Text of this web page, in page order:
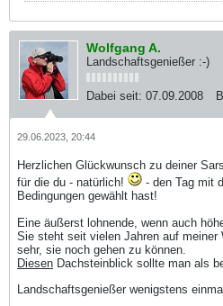
Wolfgang A.
Landschaftsgenießer :-)
Dabei seit: 07.09.2008
29.06.2023, 20:44
Herzlichen Glückwunsch zu deiner
für die du - natürlich!
- den Tag mit
Bedingungen gewählt hast!
Eine äußerst lohnende, wenn auch
Sie steht seit vielen Jahren auf
sehr, sie noch gehen zu können.
Diesen Dachsteinblick sollte man als
Landschaftsgenießer wenigstens